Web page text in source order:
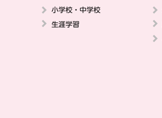
小学校・中学校
生涯学習